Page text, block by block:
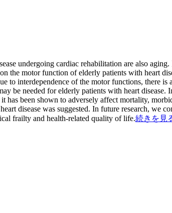
undergoing cardiac rehabilitation are also
the motor function of elderly patients with heart
to interdependence of the motor functions, there
be needed for elderly patients with heart
has been shown to adversely affect mortality,
disease was suggested. In future research, we
frailty and health-related quality of life.続きを見